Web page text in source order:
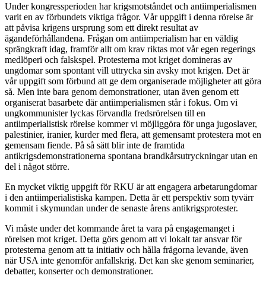
Under kongressperioden har krigsmotståndet och antiimperialismen
varit en av förbundets viktiga frågor. Vår uppgift i denna rörelse är
att påvisa krigens ursprung som ett direkt resultat av
ägandeförhållandena. Frågan om antiimperialism har en väldig
sprängkraft idag, framför allt om krav riktas mot vår egen regerings
medlöperi och falskspel. Protesterna mot kriget domineras av
ungdomar som spontant vill uttrycka sin avsky mot krigen. Det är
vår uppgift som förbund att ge dem organiserade möjligheter att göra
så. Men inte bara genom demonstrationer, utan även genom ett
organiserat basarbete där antiimperialismen står i fokus. Om vi
ungkommunister lyckas förvandla fredsrörelsen till en
antiimperialistisk rörelse kommer vi möjliggöra för unga jugoslaver,
palestinier, iranier, kurder med flera, att gemensamt protestera mot en
gemensam fiende. På så sätt blir inte de framtida
antikrigsdemonstrationerna spontana brandkårsutryckningar utan en
del i något större.
En mycket viktig uppgift för RKU är att engagera arbetarungdomar
i den antiimperialistiska kampen. Detta är ett perspektiv som tyvärr
kommit i skymundan under de senaste årens antikrigsprotester.
Vi måste under det kommande året ta vara på engagemanget i
rörelsen mot kriget. Detta görs genom att vi lokalt tar ansvar för
protesterna genom att ta initiativ och hålla frågorna levande, även
när USA inte genomför anfallskrig. Det kan ske genom seminarier,
debatter, konserter och demonstrationer.